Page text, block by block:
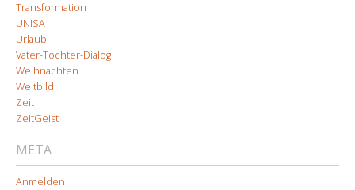
Transformation
UNISA
Urlaub
Vater-Tochter-Dialog
Weihnachten
Weltbild
Zeit
ZeitGeist
META
Anmelden